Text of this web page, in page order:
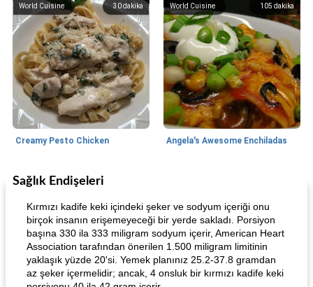
30dakika
World Cuisine
Creamy Pesto Chicken
105 dakika
World Cuisine
Angela's Awesome Enchiladas
World Cuisine
Sağlık Endişeleri
Kırmızı kadife keki içindeki şeker ve sodyum içeriği onu
birçok insanın erişemeyeceği bir yerde sakladı. Porsiyon
başına 330 ila 333 miligram sodyum içerir, American Heart
Association tarafından önerilen 1.500 miligram limitinin
yaklaşık yüzde 20'si. Yemek planınız 25.2-37.8 gramdan
az şeker içermelidir; ancak, 4 onsluk bir kırmızı kadife keki